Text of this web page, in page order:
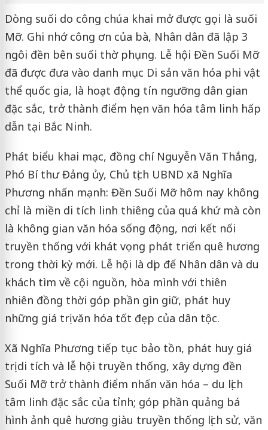
Dòng suối do công chúa khai mở được gọi là suối
Mỡ. Ghi nhớ công ơn của bà, Nhân dân đã lập 3
ngôi đền bên suối thờ phụng. Lễ hội Đền Suối Mỡ
đã được đưa vào danh mục Di sản văn hóa phi vật
thể quốc gia, là hoạt động tín ngưỡng dân gian
đặc sắc, trở thành điểm hẹn văn hóa tâm linh hấp
dẫn tại Bắc Ninh.
Phát biểu khai mạc, đồng chí Nguyễn Văn Thắng,
Phó Bí thư Đảng ủy, Chủ tịch UBND xã Nghĩa
Phương nhấn mạnh: Đền Suối Mỡ hôm nay không
chỉ là miền di tích linh thiêng của quá khứ mà còn
là không gian văn hóa sống động, nơi kết nối
truyền thống với khát vọng phát triển quê hương
trong thời kỳ mới. Lễ hội là dịp để Nhân dân và du
khách tìm về cội nguồn, hòa mình với thiên
nhiên đồng thời góp phần gìn giữ, phát huy
những giá trị văn hóa tốt đẹp của dân tộc.
Xã Nghĩa Phương tiếp tục bảo tồn, phát huy giá
trị di tích và lễ hội truyền thống, xây dựng đền
Suối Mỡ trở thành điểm nhấn văn hóa – du lịch
tâm linh đặc sắc của tỉnh; góp phần quảng bá
hình ảnh quê hương giàu truyền thống lịch sử, văn